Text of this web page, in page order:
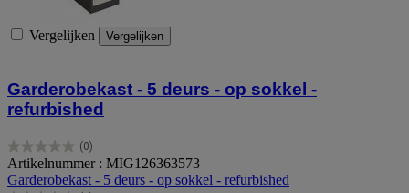
Vergelijken Vergelijken
Garderobekast - 5 deurs - op sokkel -
refurbished
(0)
0.0
van
de
Artikelnummer : MIG126363573
Garderobekast - 5 deurs - op sokkel - refurbished